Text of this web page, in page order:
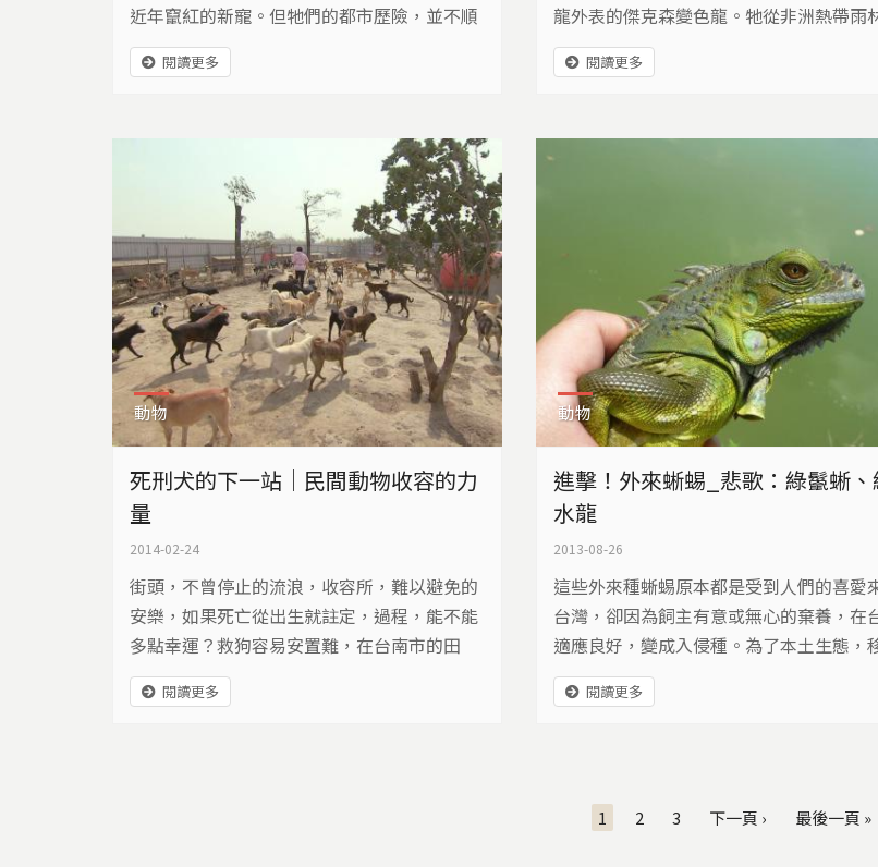
近年竄紅的新寵。但牠們的都市歷險，並不順
利，有著可愛外表的牠們，有時也和爬蟲動
物，有著一樣的命運。
閱讀更多
龍外表的傑克森變色龍。牠從非洲熱帶雨
被賣到台灣高雄這座城市，住在玻璃缸裡，
其他爬蟲動物待價而沽。
閱讀更多
動物
死刑犬的下一站｜民間動物收容的力
量
2014-02-24
街頭，不曾停止的流浪，收容所，難以避免的
安樂，如果死亡從出生就註定，過程，能不能
多點幸運？救狗容易安置難，在台南市的田
間，藏著三位愛狗人士的夢，他們出錢出力，
陪伴流浪動物等待奇蹟。
閱讀更多
動物
進擊！外來蜥蜴_悲歌：綠鬣蜥
水龍
2013-08-26
這些外來種蜥蜴原本都是受到人們的喜愛
台灣，卻因為飼主有意或無心的棄養，在
適應良好，變成入侵種。為了本土生態，
是不得不的選擇，而我們在移除中，又學會
什麼？閱讀更多
1 2 3 下一頁 › 最後一頁 »